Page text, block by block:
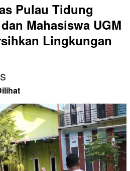
Pulau Tidung
Mahasiswa UGM
Lingkungan